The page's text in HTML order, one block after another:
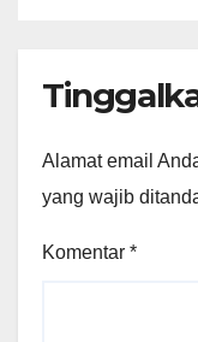
Alamat email
yang wajib
Komentar *